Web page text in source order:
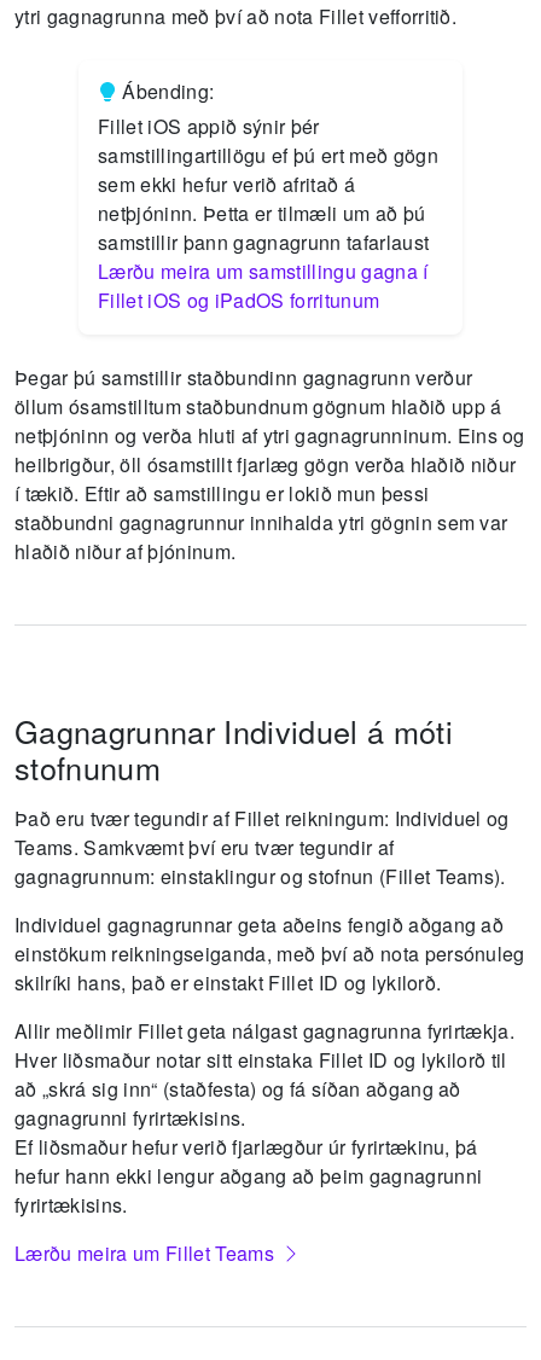
ytri gagnagrunna með því að nota Fillet vefforritið.
Ábending:
Fillet iOS appið sýnir þér
samstillingartillögu ef þú ert með gögn
sem ekki hefur verið afritað á
netþjóninn. Þetta er tilmæli um að þú
samstillir þann gagnagrunn tafarlaust
Lærðu meira um samstillingu gagna í
Fillet iOS og iPadOS forritunum
Þegar þú samstillir staðbundinn gagnagrunn verður
öllum ósamstilltum staðbundnum gögnum hlaðið upp á
netþjóninn og verða hluti af ytri gagnagrunninum. Eins og
heilbrigður, öll ósamstillt fjarlæg gögn verða hlaðið niður
í tækið. Eftir að samstillingu er lokið mun þessi
staðbundni gagnagrunnur innihalda ytri gögnin sem var
hlaðið niður af þjóninum.
Gagnagrunnar Individuel á móti
stofnunum
Það eru tvær tegundir af Fillet reikningum: Individuel og
Teams. Samkvæmt því eru tvær tegundir af
gagnagrunnum: einstaklingur og stofnun (Fillet Teams).
Individuel gagnagrunnar geta aðeins fengið aðgang að
einstökum reikningseiganda, með því að nota persónuleg
skilríki hans, það er einstakt Fillet ID og lykilorð.
Allir meðlimir Fillet geta nálgast gagnagrunna fyrirtækja.
Hver liðsmaður notar sitt einstaka Fillet ID og lykilorð til
að „skrá sig inn“ (staðfesta) og fá síðan aðgang að
gagnagrunni fyrirtækisins.
Ef liðsmaður hefur verið fjarlægður úr fyrirtækinu, þá
hefur hann ekki lengur aðgang að þeim gagnagrunni
fyrirtækisins.
Lærðu meira um Fillet Teams